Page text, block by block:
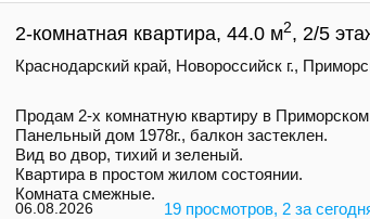
2-комнатная квартира, 44.0 м2, 2/5
Краснодарский край, Новороссийск г.,
Продам 2-х комнатную квартиру в Приморском
Панельный дом 1978г., балкон застеклен.
Вид во двор, тихий и зеленый.
Квартира в простом жилом состоянии.
Комната смежные.
06.08.2026 19 просмотров, 2 за